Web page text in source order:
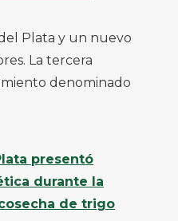
Plata y un nuevo
La tercera
denominado
presentó
durante la
de trigo